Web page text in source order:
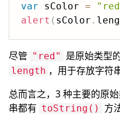
var sColor =
alert ( sColor .
尽管 "red" 是原始类型
length ，用于存放字符
总而言之，3 种主要的原
串都有 toString()
方